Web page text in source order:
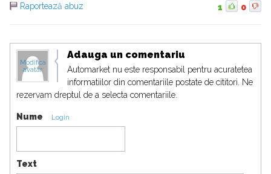
Raportează abuz
1 0
Modifica
avatar
Adauga un comentariu
Automarket nu este responsabil pentru acuratetea
informatiilor din comentariile postate de cititori. Ne
rezervam dreptul de a selecta comentariile.
Nume Login
Text